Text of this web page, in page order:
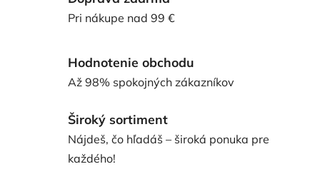
Pri nákupe nad 99 €
Hodnotenie obchodu
Až 98% spokojných zákazníkov
Široký sortiment
Nájdeš, čo hľadáš – široká ponuka pre
každého!